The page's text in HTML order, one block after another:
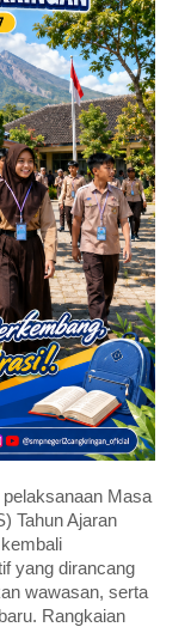
Masa
Tahun Ajaran
yang dirancang
wawasan, serta
Rangkaian